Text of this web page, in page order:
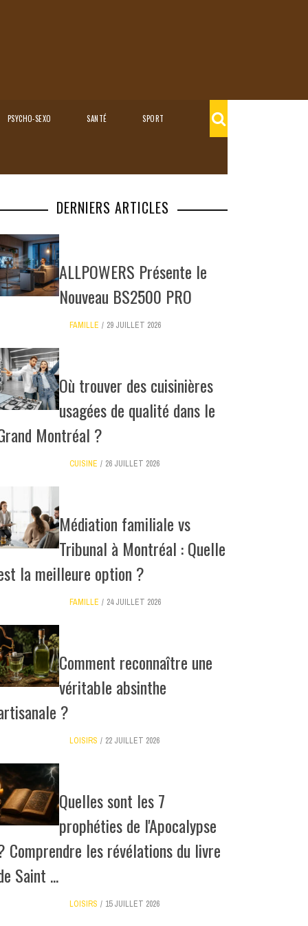
PSYCHO-SEXO SANTÉ SPORT
DERNIERS ARTICLES
ALLPOWERS Présente le
Nouveau BS2500 PRO
FAMILLE 29 JUILLET 2026
Où trouver des cuisinières
usagées de qualité dans le
Montréal ?
CUISINE 26 JUILLET 2026
Médiation familiale vs
Tribunal à Montréal : Quelle
la meilleure option ?
FAMILLE 24 JUILLET 2026
Comment reconnaître une
véritable absinthe
?
LOISIRS 22 JUILLET 2026
Quelles sont les 7
prophéties de l'Apocalypse
Comprendre les révélations du livre
Saint ...
LOISIRS 15 JUILLET 2026